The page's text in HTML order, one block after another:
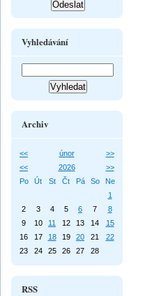
Vyhledávání
Archiv
<< únor
>>
<<
2026
>>
Po
Út St Čt Pá So
Ne
1
2
3 4 5 6 7
8
9
10 11 12 13 14
15
16
17 18 19 20 21
22
23
24 25 26 27 28
RSS